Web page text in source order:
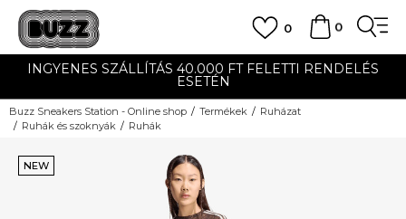
0
0
INGYENES SZÁLLÍTÁS 40.000 FT FELETTI RENDELÉS
ESETÉN
Buzz Sneakers Station - Online shop Termékek
Ruházat
Ruhák és szoknyák
Ruhák
NEW